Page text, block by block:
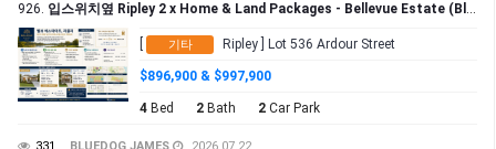
926. 입스위치옆 Ripley 2 x Home & Land Packages - Bellevue Estate (Bluedog Property Group)
기타 Ripley ] Lot 536 Ardour Street
$896,900 & $997,900
4 Bed 2 Bath 2 Car Park